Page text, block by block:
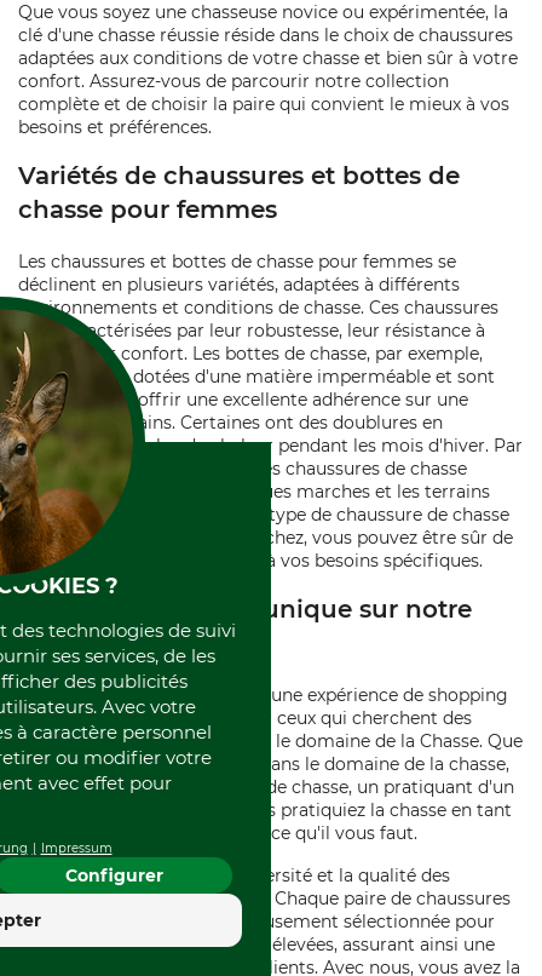
Que vous soyez une chasseuse novice ou expérimentée, la
clé d'une chasse réussie réside dans le choix de chaussures
adaptées aux conditions de votre chasse et bien sûr à votre
confort. Assurez-vous de parcourir notre collection
complète et de choisir la paire qui convient le mieux à vos
besoins et préférences.
Variétés de chaussures et bottes de
chasse pour femmes
Les chaussures et bottes de chasse pour femmes se
déclinent en plusieurs variétés, adaptées à différents
environnements et conditions de chasse. Ces chaussures
sont caractérisées par leur robustesse, leur résistance à
l'eau et leur confort. Les bottes de chasse, par exemple,
sont souvent dotées d'une matière imperméable et sont
conçues pour offrir une excellente adhérence sur une
variété de terrains. Certaines ont des doublures en
molleton pour plus de chaleur pendant les mois d'hiver. Par
ailleurs, il existe également des chaussures de chasse
légères, idéales pour les longues marches et les terrains
moins rudes. Quel que soit le type de chaussure de chasse
pour femme que vous recherchez, vous pouvez être sûr de
trouver une paire qui répond à vos besoins spécifiques.
Expérience d'achat unique sur notre
boutique en ligne
Notre boutique en ligne offre une expérience de shopping
unique, particulièrement pour ceux qui cherchent des
Chaussures pour femme dans le domaine de la Chasse. Que
vous soyez un professionnel dans le domaine de la chasse,
un membre d'une fédération de chasse, un pratiquant d'un
club de tir sportif, ou que vous pratiquiez la chasse en tant
que passe-temps, nous avons ce qu'il vous faut.
Notre force réside dans la diversité et la qualité des
produits que nous proposons. Chaque paire de chaussures
que nous vendons est soigneusement sélectionnée pour
répondre aux normes les plus élevées, assurant ainsi une
satisfaction maximale à nos clients. Avec nous, vous avez la
?
des technologies de suivi
ses services, de les
des publicités
Avec votre
à caractère personnel
ou modifier votre
avec effet pour
Impressum
Configurer